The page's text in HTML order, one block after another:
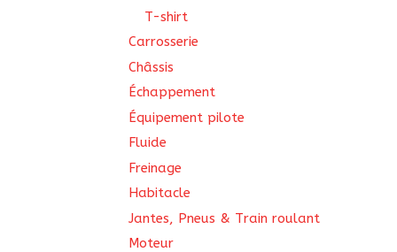
T-shirt
Carrosserie
Châssis
Échappement
Équipement pilote
Fluide
Freinage
Habitacle
Jantes, Pneus & Train roulant
Moteur